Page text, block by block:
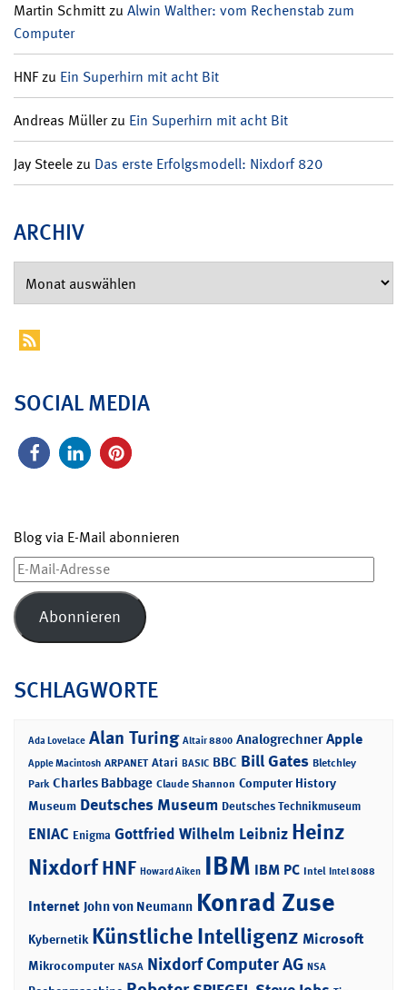
Martin Schmittzu Alwin Walther: vom Rechenstab zum
Computer
HNFzu Ein Superhirn mit acht Bit
Andreas Müllerzu Ein Superhirn mit acht Bit
Jay Steelezu Das erste Erfolgsmodell: Nixdorf 820
ARCHIV
SOCIAL MEDIA
Blog via E-Mail abonnieren
E-
Mail-
Adresse
Abonnieren
SCHLAGWORTE
Ada Lovelace Alan Turing Altair 8800 Analogrechner Apple
Apple Macintosh ARPANET Atari BASIC BBC Bill Gates Bletchley
Park Charles Babbage Claude Shannon Computer History
Museum Deutsches Museum Deutsches Technikmuseum
ENIAC Enigma Gottfried Wilhelm Leibniz Heinz
NixdorfHNF Howard Aiken IBM IBM PC Intel Intel 8088
Internet John von Neumann Konrad Zuse
Kybernetik Künstliche Intelligenz Microsoft
Mikrocomputer NASA Nixdorf Computer AG NSA